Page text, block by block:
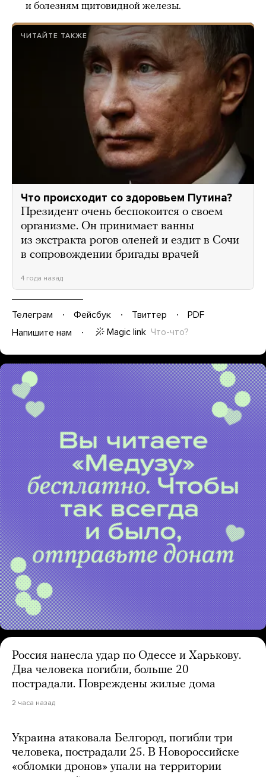
и болезням щитовидной железы.
ЧИТАЙТЕ ТАКЖЕ
Что происходит со здоровьем Путина?
Президент очень беспокоится о своем
организме. Он принимает ванны
из экстракта рогов оленей и ездит в Сочи
в сопровождении бригады врачей
4 года назад
Телеграм Фейсбук Твиттер
PDF
Напишите нам
Magic link Что-что?
Россия нанесла удар по Одессе и Харькову.
Два человека погибли, больше 20
пострадали. Повреждены жилые дома
2 часа назад
Украина атаковала Белгород, погибли три
человека, пострадали 25. В Новороссийске
«обломки дронов» упали на территории